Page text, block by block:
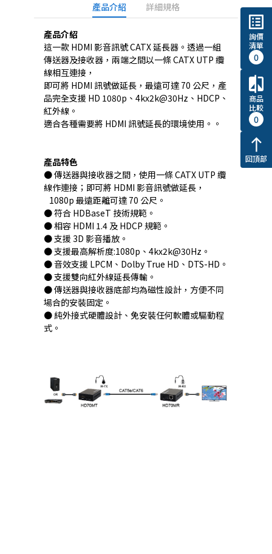
產品介紹 詳細規格
產品介紹
這一款 HDMI 影音訊號 CATX 延長器。透過一組
傳送器及接收器，兩端之間以一條 CATX UTP 纜
線相互連接，
即可將 HDMI 訊號做延長，最遠可達 70 公尺，產
品完全支援 HD 1080p、4kx2k@30Hz、HDCP、
紅外線。
適合各種需要將 HDMI 訊號延長的環境使用。。
產品特色
● 傳送器與接收器之間，使用一條 CATX UTP 纜
線作連接；即可將 HDMI 影音訊號做延長，
1080p 最遠距離可達 70 公尺。
● 符合 HDBaseT 技術規範。
● 相容 HDMI 1.4 及 HDCP 規範。
● 支援 3D 影音播放。
● 支援最高解析度:1080p、4kx2k@30Hz。
● 音效支援 LPCM、Dolby True HD、DTS-HD。
● 支援雙向紅外線延長傳輸。
● 傳送器與接收器底部均為磁性設計，方便不同
場合的安裝固定。
● 純外接式硬體設計、免安裝任何軟體或驅動程
式。
list_alt
詢價
清單
0
compare
商品
比較
0
north
回頂部